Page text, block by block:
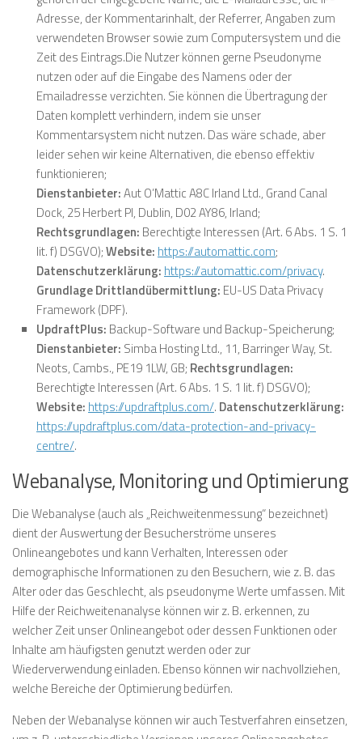
Adresse, der Kommentarinhalt, der Referrer, Angaben zum
verwendeten Browser sowie zum Computersystem und die
Zeit des Eintrags.Die Nutzer können gerne Pseudonyme
nutzen oder auf die Eingabe des Namens oder der
Emailadresse verzichten. Sie können die Übertragung der
Daten komplett verhindern, indem sie unser
Kommentarsystem nicht nutzen. Das wäre schade, aber
leider sehen wir keine Alternativen, die ebenso effektiv
funktionieren;
Dienstanbieter:Aut O’Mattic A8C Irland Ltd., Grand Canal
Dock, 25 Herbert Pl, Dublin, D02 AY86, Irland;
Rechtsgrundlagen: Berechtigte Interessen (Art. 6 Abs. 1 S. 1
lit. f) DSGVO);Website: https://automattic.com;
Datenschutzerklärung: https://automattic.com/privacy.
Grundlage Drittlandübermittlung: EU-US Data Privacy
Framework (DPF).
UpdraftPlus: Backup-Software und Backup-Speicherung;
Dienstanbieter: Simba Hosting Ltd., 11, Barringer Way, St.
Neots, Cambs., PE19 1LW, GB; Rechtsgrundlagen:
Berechtigte Interessen (Art. 6 Abs. 1 S. 1 lit. f) DSGVO);
Website: https://updraftplus.com/. Datenschutzerklärung:
https://updraftplus.com/data-protection-and-privacy-
centre/.
Webanalyse, Monitoring und Optimierung
Die Webanalyse (auch als „Reichweitenmessung“ bezeichnet)
dient der Auswertung der Besucherströme unseres
Onlineangebotes und kann Verhalten, Interessen oder
demographische Informationen zu den Besuchern, wie z. B. das
Alter oder das Geschlecht, als pseudonyme Werte umfassen. Mit
Hilfe der Reichweitenanalyse können wir z. B. erkennen, zu
welcher Zeit unser Onlineangebot oder dessen Funktionen oder
Inhalte am häufigsten genutzt werden oder zur
Wiederverwendung einladen. Ebenso können wir nachvollziehen,
welche Bereiche der Optimierung bedürfen.
Neben der Webanalyse können wir auch Testverfahren einsetzen,